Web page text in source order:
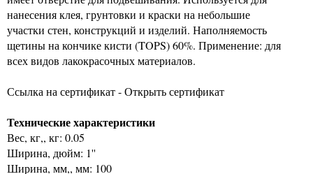
нанесения клея, грунтовки и краски на небольшие
участки стен, конструкций и изделий. Наполняемость
щетины на кончике кисти (TOPS) 60%. Применение: для
всех видов лакокрасочных материалов.
Ссылка на сертификат - Открыть сертификат
Технические характеристики
Вес, кг,, кг: 0.05
Ширина, дюйм: 1''
Ширина, мм,, мм: 100